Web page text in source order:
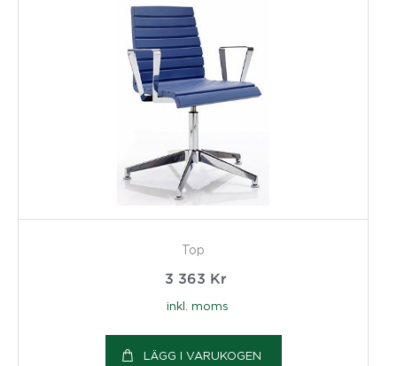
Top
3 363 Kr
inkl. moms
LÄGG I VARUKOGEN